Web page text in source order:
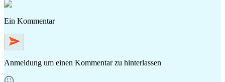
Ein Kommentar
Anmeldung um einen Kommentar zu hinterlassen